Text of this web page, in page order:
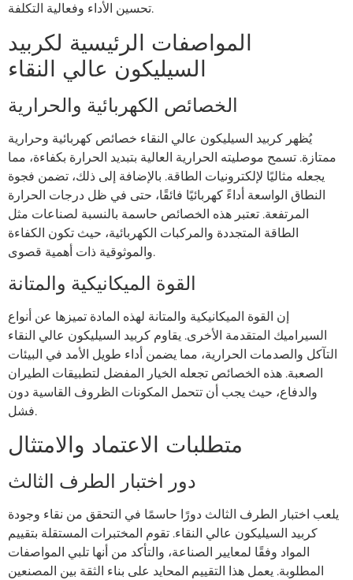
تحسين الأداء وفعالية التكلفة.
المواصفات الرئيسية لكربيد
السيليكون عالي النقاء
الخصائص الكهربائية والحرارية
يُظهر كربيد السيليكون عالي النقاء خصائص كهربائية وحرارية
ممتازة. تسمح موصليته الحرارية العالية بتبديد الحرارة بكفاءة، مما
يجعله مثاليًا لإلكترونيات الطاقة. بالإضافة إلى ذلك، تضمن فجوة
النطاق الواسعة أداءً كهربائيًا فائقًا، حتى في ظل درجات الحرارة
المرتفعة. تعتبر هذه الخصائص حاسمة بالنسبة لصناعات مثل
الطاقة المتجددة والمركبات الكهربائية، حيث تكون الكفاءة
والموثوقية ذات أهمية قصوى.
القوة الميكانيكية والمتانة
إن القوة الميكانيكية والمتانة لهذه المادة تميزها عن أنواع
السيراميك المتقدمة الأخرى. يقاوم كربيد السيليكون عالي النقاء
التآكل والصدمات الحرارية، مما يضمن أداء طويل الأمد في البيئات
الصعبة. هذه الخصائص تجعله الخيار المفضل لتطبيقات الطيران
والدفاع، حيث يجب أن تتحمل المكونات الظروف القاسية دون
فشل.
متطلبات الاعتماد والامتثال
دور اختبار الطرف الثالث
يلعب اختبار الطرف الثالث دورًا حاسمًا في التحقق من نقاء وجودة
كربيد السيليكون عالي النقاء. تقوم المختبرات المستقلة بتقييم
المواد وفقًا لمعايير الصناعة، والتأكد من أنها تلبي المواصفات
المطلوبة. يعمل هذا التقييم المحايد على بناء الثقة بين المصنعين